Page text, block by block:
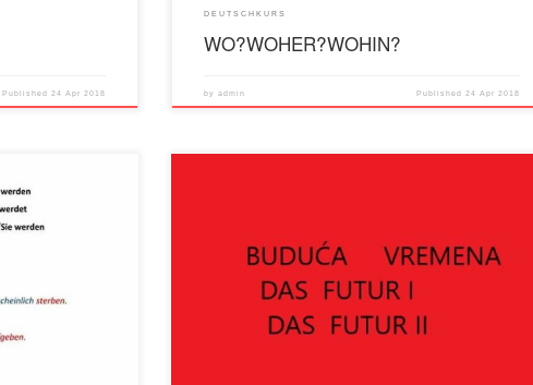
Published24 Apr 2018
DEUTSCHKURS
WO?WOHER?WOHIN?
by admin Published24 Apr 2018